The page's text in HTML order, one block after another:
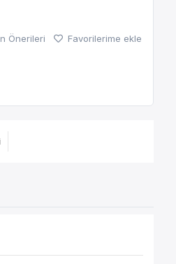
Önerileri Favorilerime ekle